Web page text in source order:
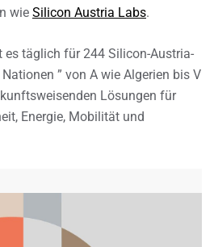
wie Silicon Austria Labs.
es täglich für 244 Silicon-Austria-
” von A wie Algerien bis V
Lösungen für
Energie, Mobilität und